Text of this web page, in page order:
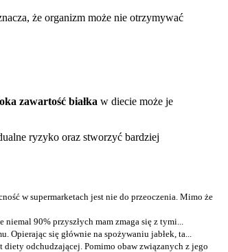
że organizm może nie otrzymywać
zawartość białka w diecie może je
ryzyko oraz stworzyć bardziej
w supermarketach jest nie do przeoczenia. Mimo że
90% przyszłych mam zmaga się z tymi...
się głównie na spożywaniu jabłek, ta...
diety odchudzającej. Pomimo obaw związanych z jego